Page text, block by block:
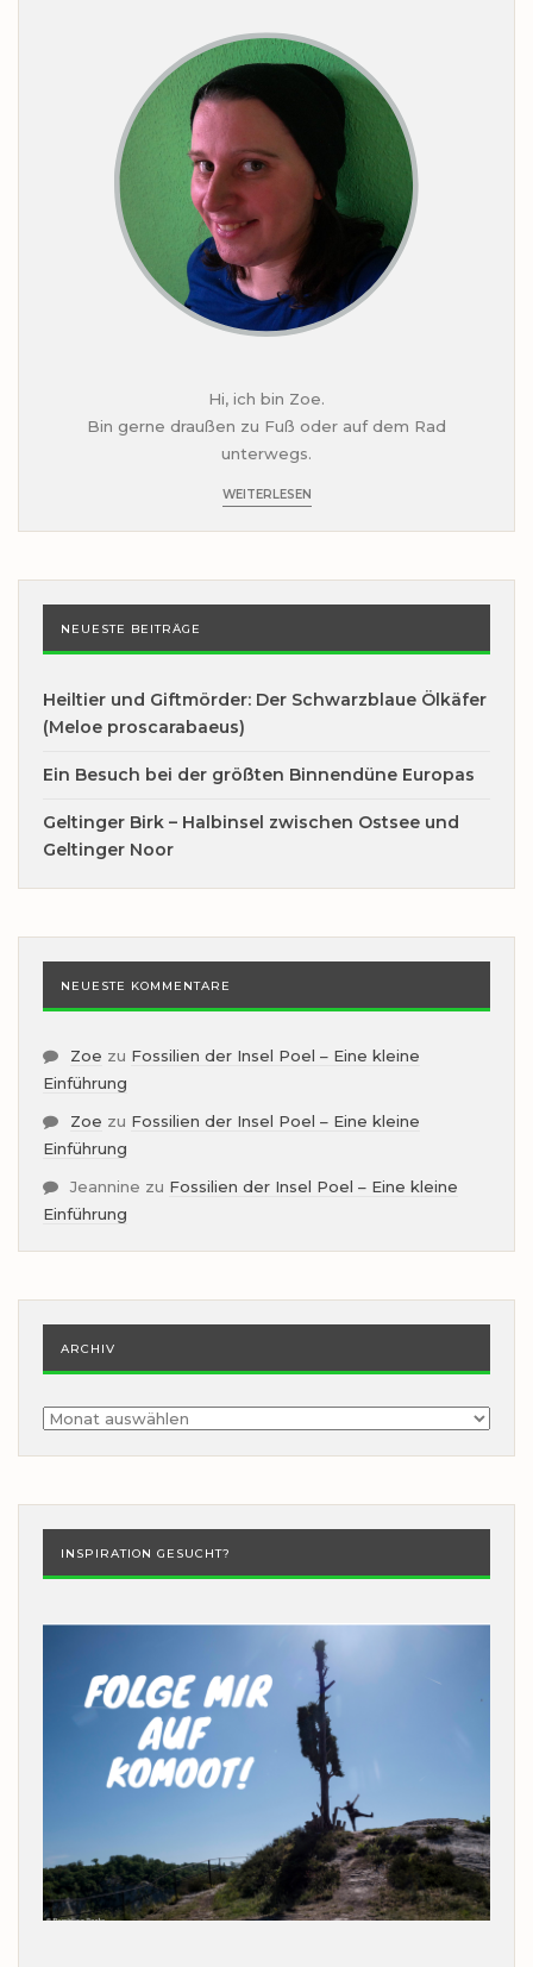
Hi, ich bin Zoe.
Bin gerne draußen zu Fuß oder auf dem Rad
unterwegs.
WEITERLESEN
NEUESTE BEITRÄGE
Heiltier und Giftmörder: Der Schwarzblaue Ölkäfer
(Meloe proscarabaeus)
Ein Besuch bei der größten Binnendüne Europas
Geltinger Birk – Halbinsel zwischen Ostsee und
Geltinger Noor
NEUESTE KOMMENTARE
Zoe zu Fossilien der Insel Poel – Eine kleine
Einführung
Zoe zu Fossilien der Insel Poel – Eine kleine
Einführung
Jeannine zu Fossilien der Insel Poel – Eine kleine
Einführung
ARCHIV
Archiv
INSPIRATION GESUCHT?